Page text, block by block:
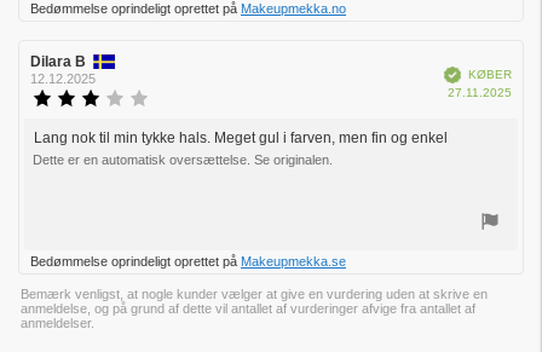
op
Bedømmelse oprindeligt oprettet på Makeupmekka.no
Forfatter
af
bedømmelsen:
Dilara B
12.12.2025
ud
af
Verificeret
KØBER
27.11.2025
Tekst
til
Lang nok til min tykke hals. Meget gul i farven, men fin og enkel
Dette er en automatisk oversættelse. Se originalen.
op
Bedømmelse oprindeligt oprettet på Makeupmekka.se
Bemærk venligst, at nogle kunder vælger at give en vurdering uden at skrive en
anmeldelse, og på grund af dette vil antallet af vurderinger afvige fra antallet af
anmeldelser.